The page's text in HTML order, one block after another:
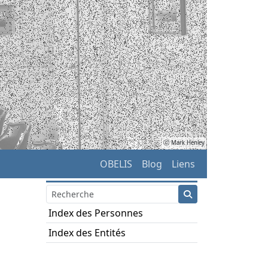
ⓒ Mark Henley
OBELIS Blog Liens
Index des Personnes
Index des Entités